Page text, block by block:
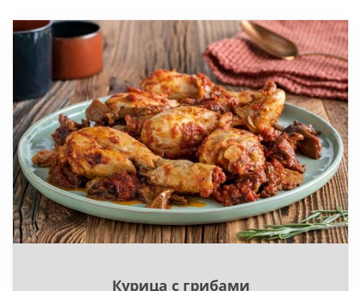
Курица с грибами